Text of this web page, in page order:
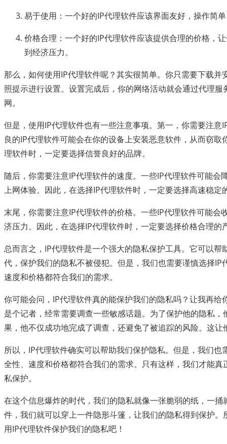
易于使用：一个好的IP代理软件应该界面友好，操作简
价格合理：一个好的IP代理软件应该提供合理的价格，
到经济压力。
那么，如何使用IP代理软件呢？其实很简单。你只需要下载并
照提示进行设置。设置完成后，你的网络活动就会通过代理
网。
但是，使用IP代理软件也有一些注意事项。第一，你需要注意
良的IP代理软件可能会在你的设备上安装恶意软件，从而窃取
理软件时，一定要选择信誉良好的品牌。
随后，你需要注意IP代理软件的速度。一些IP代理软件可能会
上网体验。因此，在选择IP代理软件时，一定要选择高速稳定
末尾，你需要注意IP代理软件的价格。一些IP代理软件可能会
济压力。因此，在选择IP代理软件时，一定要选择价格合理的
总而言之，IP代理软件是一个强大的隐私保护工具。它可以帮
代，保护我们的隐私不被侵犯。但是，我们也需要谨慎选择IP
速度和价格都符合我们的需求。
你可能会问，IP代理软件真的能保护我们的隐私吗？让我再给
是个记者，经常需要调查一些敏感话题。为了保护他的隐私，
果，他不仅成功地完成了调查，还避免了被追踪的风险。这让
所以，IP代理软件确实可以帮助我们保护隐私。但是，我们也
全性、速度和价格都符合我们的需求。只有这样，我们才能真
私保护。
在这个信息爆炸的时代，我们的隐私就像一张脆弱的纸，一捅
件，我们就可以穿上一件隐形斗篷，让我们的隐私得到保护
用IP代理软件保护我们的隐私吧！